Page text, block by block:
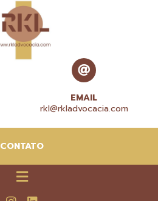
EMAIL
rkl@rkladvocacia.com
CONTATO